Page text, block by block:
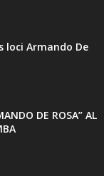
loci Armando De
DE ROSA” AL